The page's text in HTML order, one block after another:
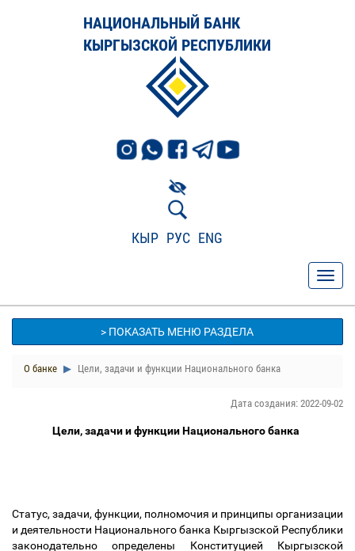
НАЦИОНАЛЬНЫЙ БАНК
КЫРГЫЗСКОЙ РЕСПУБЛИКИ
КЫР РУС ENG
> ПОКАЗАТЬ МЕНЮ РАЗДЕЛА
О банке Цели, задачи и функции Национального банка
Дата создания: 2022-09-02
Цели, задачи и функции Национального банка
Статус, задачи, функции, полномочия и принципы организации
и деятельности Национального банка Кыргызской Республики
законодательно определены Конституцией Кыргызской